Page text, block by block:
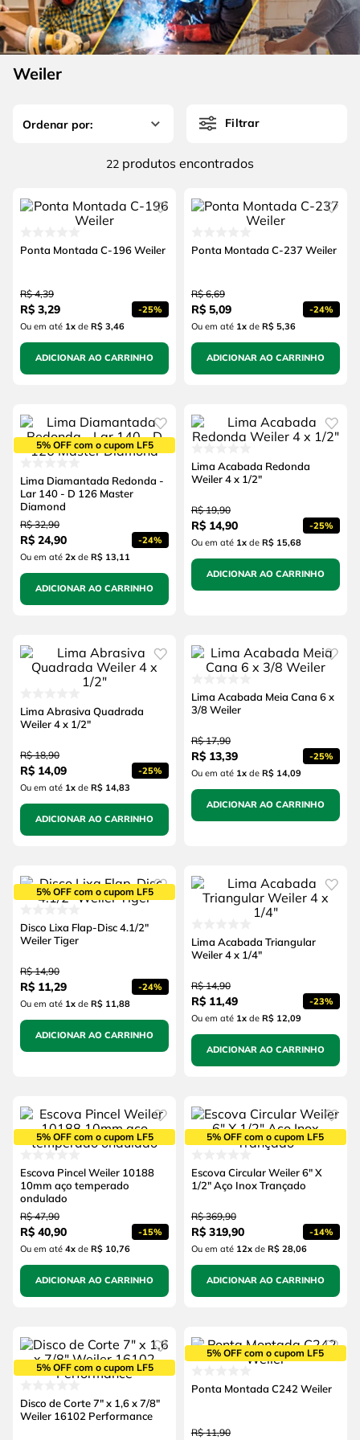
Weiler
Filtrar
22 produtos
Ponta Montada C-196 Weiler
R$ 4,39
R$ 3,29 -25%
Ou em até 1xde R$ 3,46
ADICIONAR AO CARRINHO
Ponta Montada C-237 Weiler
R$ 6,69
R$ 5,09 -24%
Ou em até 1xde R$ 5,36
ADICIONAR AO CARRINHO
5% OFF com o cupom LF5
Lima Diamantada Redonda -
Lar 140 - D 126 Master
Diamond
R$ 32,90
R$ 24,90 -24%
Ou em até 2xde R$ 13,11
ADICIONAR AO CARRINHO
Lima Acabada Redonda
Weiler 4 x 1/2"
R$ 19,90
R$ 14,90 -25%
Ou em até 1xde R$ 15,68
ADICIONAR AO CARRINHO
Lima Abrasiva Quadrada
Weiler 4 x 1/2"
R$ 18,90
R$ 14,09 -25%
Ou em até 1xde R$ 14,83
ADICIONAR AO CARRINHO
Lima Acabada Meia Cana 6 x
3/8 Weiler
R$ 17,90
R$ 13,39 -25%
Ou em até 1xde R$ 14,09
ADICIONAR AO CARRINHO
5% OFF com o cupom LF5
Disco Lixa Flap-Disc 4.1/2"
Weiler Tiger
R$ 14,90
R$ 11,29 -24%
Ou em até 1xde R$ 11,88
ADICIONAR AO CARRINHO
Lima Acabada Triangular
Weiler 4 x 1/4"
R$ 14,90
R$ 11,49 -23%
Ou em até 1xde R$ 12,09
ADICIONAR AO CARRINHO
5% OFF com o cupom LF5
Escova Pincel Weiler 10188
10mm aço temperado
ondulado
R$ 47,90
R$ 40,90 -15%
Ou em até 4xde R$ 10,76
ADICIONAR AO CARRINHO
5% OFF com o cupom LF5
Escova Circular Weiler 6" X
1/2" Aço Inox Trançado
R$ 369,90
R$ 319,90 -14%
Ou em até 12xde R$ 28,06
ADICIONAR AO CARRINHO
5% OFF com o cupom LF5
Disco de Corte 7" x 1,6 x 7/8"
Weiler 16102 Performance
5% OFF com o cupom LF5
Ponta Montada C242 Weiler
R$ 11,90
6º fio
7º serra copo
8º
chave impacto
4 º esmerilhadeira
5º serra circular
º fio
disco corte